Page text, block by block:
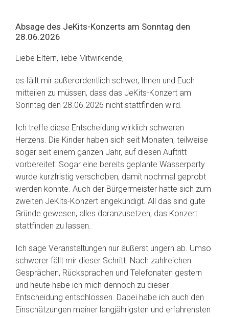
Absage des JeKits-Konzerts am Sonntag den
28.06.2026
Liebe Eltern, liebe Mitwirkende,
es fällt mir außerordentlich schwer, Ihnen und Euch
mitteilen zu müssen, dass das JeKits-Konzert am
Sonntag den 28.06.2026 nicht stattfinden wird.
Ich treffe diese Entscheidung wirklich schweren
Herzens. Die Kinder haben sich seit Monaten, teilweise
sogar seit einem ganzen Jahr, auf diesen Auftritt
vorbereitet. Sogar eine bereits geplante Wasserparty
wurde kurzfristig verschoben, damit nochmal geprobt
werden konnte. Auch der Bürgermeister hatte sich zum
zweiten JeKits-Konzert angekündigt. All das sind gute
Gründe gewesen, alles daranzusetzen, das Konzert
stattfinden zu lassen.
Ich sage Veranstaltungen nur äußerst ungern ab. Umso
schwerer fällt mir dieser Schritt. Nach zahlreichen
Gesprächen, Rücksprachen und Telefonaten gestern
und heute habe ich mich dennoch zu dieser
Entscheidung entschlossen. Dabei habe ich auch den
Einschätzungen meiner langjährigsten und erfahrensten